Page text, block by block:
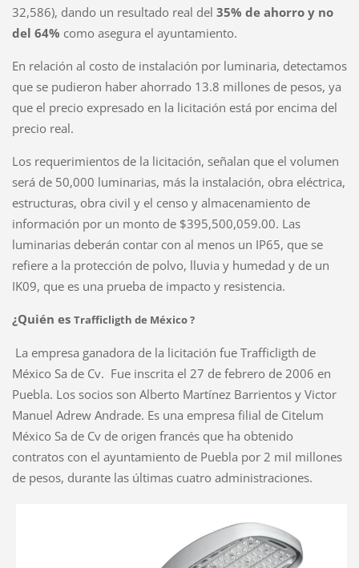
32,586), dando un resultado real del 35% de ahorro y no
del 64% como asegura el ayuntamiento.
En relación al costo de instalación por luminaria, detectamos
que se pudieron haber ahorrado 13.8 millones de pesos, ya
que el precio expresado en la licitación está por encima del
precio real.
Los requerimientos de la licitación, señalan que el volumen
será de 50,000 luminarias, más la instalación, obra eléctrica,
estructuras, obra civil y el censo y almacenamiento de
información por un monto de $395,500,059.00. Las
luminarias deberán contar con al menos un IP65, que se
refiere a la protección de polvo, lluvia y humedad y de un
IK09, que es una prueba de impacto y resistencia.
¿Quién es Trafficligth de México ?
La empresa ganadora de la licitación fue Trafficligth de
México Sa de Cv. Fue inscrita el 27 de febrero de 2006 en
Puebla. Los socios son Alberto Martínez Barrientos y Victor
Manuel Adrew Andrade. Es una empresa filial de Citelum
México Sa de Cv de origen francés que ha obtenido
contratos con el ayuntamiento de Puebla por 2 mil millones
de pesos, durante las últimas cuatro administraciones.